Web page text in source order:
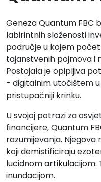
Geneza Quantum FBC
labirintnih složenosti
područje u kojem
tajanstvenih pojmova i
Postojala je opipljiva
- digitalnim utočištem
pristupačniji krinku.
U svojoj potrazi za
financijere, Quantum
razumijevanja. Njegova
koji demistificiraju
lucidnom artikulacijom.
inundacijom.